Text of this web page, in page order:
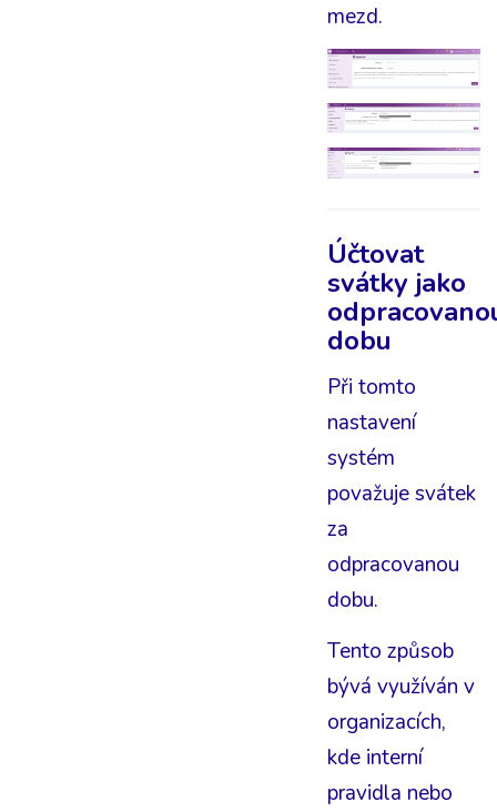
mezd.
Účtovat
svátky jako
dobu
Při tomto
nastavení
systém
považuje svátek
za
odpracovanou
dobu.
Tento způsob
bývá využíván v
organizacích,
kde interní
pravidla nebo